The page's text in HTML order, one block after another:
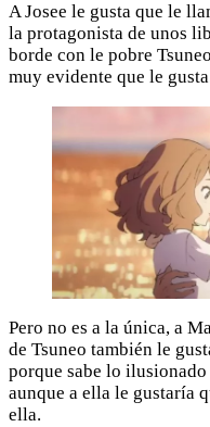
A Josee le gusta que le
la protagonista de unos
borde con le pobre
muy evidente que le
Pero no es a la única, a
de Tsuneo también le
porque sabe lo
aunque a ella le gustaría
ella.